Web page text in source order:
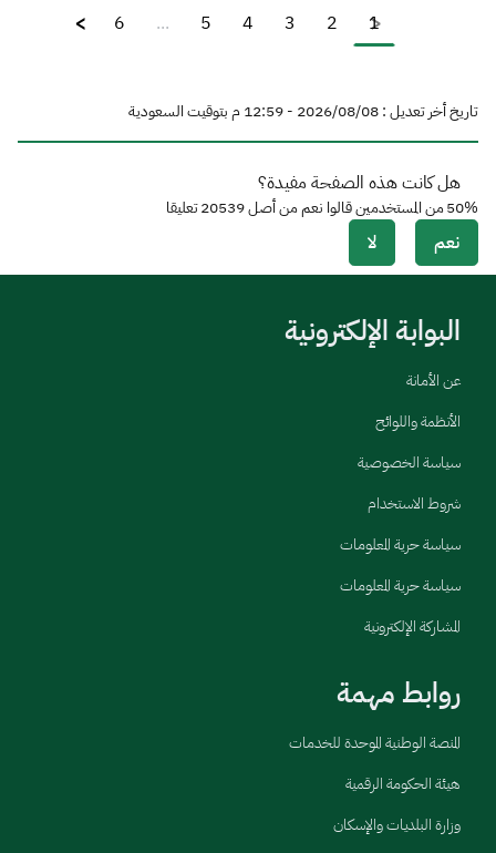
1
2
3
4
5
...
6
تاريخ أخر تعديل : 08‏/08‏/2026 - 12:59 م بتوقيت السعودية
هل كانت هذه الصفحة مفيدة؟
نعم لا
50%من المستخدمين قالوا نعم من أصل20539تعليقا
البوابة الإلكترونية
عن الأمانة
الأنظمة واللوائح
سياسة الخصوصية
شروط الاستخدام
سياسة حرية المعلومات
سياسة حرية المعلومات
المشاركة الإلكترونية
روابط مهمة
المنصة الوطنية الموحدة للخدمات
هيئة الحكومة الرقمية
وزارة البلديات والإسكان